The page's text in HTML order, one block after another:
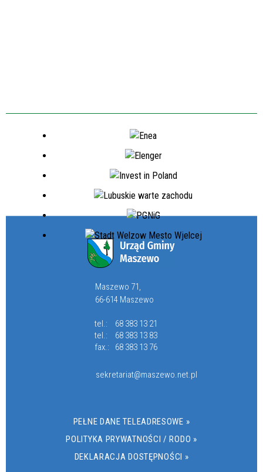
Maszewo 71,
66-614 Maszewo
tel.:
68 383 13 21
tel.:
68 383 13 83
fax.:
68 383 13 76
sekretariat@maszewo.net.pl
PEŁNE DANE TELEADRESOWE »
POLITYKA PRYWATNOŚCI / RODO »
DEKLARACJA DOSTĘPNOŚCI »